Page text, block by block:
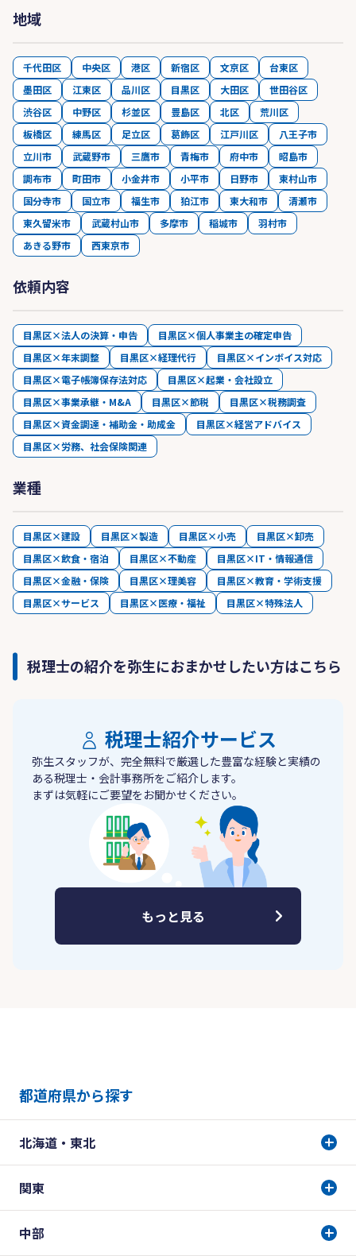
地域
千代田区 中央区 港区 新宿区 文京区
台東区
墨田区
江東区 品川区 目黒区 大田区
世田谷区
渋谷区
中野区 杉並区 豊島区 北区
荒川区
板橋区
練馬区 足立区 葛飾区 江戸川区
八王子市
立川市
武蔵野市 三鷹市 青梅市 府中市
昭島市
調布市
町田市 小金井市 小平市 日野市
東村山市
国分寺市
国立市 福生市 狛江市 東大和市
清瀬市
東久留米市
武蔵村山市 多摩市 稲城市
羽村市
あきる野市
西東京市
依頼内容
目黒区×法人の決算・申告
目黒区×個人事業主の確定申告
目黒区×年末調整
目黒区×経理代行
目黒区×インボイス対応
目黒区×電子帳簿保存法対応
目黒区×起業・会社設立
目黒区×事業承継・M&A
目黒区×節税
目黒区×税務調査
目黒区×資金調達・補助金・助成金
目黒区×経営アドバイス
目黒区×労務、社会保険関連
業種
目黒区×建設 目黒区×製造 目黒区×小売
目黒区×卸売
目黒区×飲食・宿泊
目黒区×不動産
目黒区×IT・情報通信
目黒区×金融・保険
目黒区×理美容
目黒区×教育・学術支援
目黒区×サービス
目黒区×医療・福祉 目黒区×特殊法人
税理士の紹介を弥生におまかせしたい方はこちら
税理士紹介サービス
弥生スタッフが、完全無料で厳選した豊富な経験と実績の
ある税理士・会計事務所をご紹介します。
まずは気軽にご要望をお聞かせください。
もっと見る
都道府県から探す
北海道・東北
関東
中部